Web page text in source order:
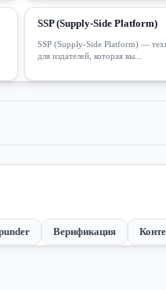
SSP (Supply-Side Platform)
SSP (Supply-Side Platform) —
для издателей, которая вы...
Верификация